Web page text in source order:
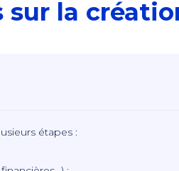
la
étapes :